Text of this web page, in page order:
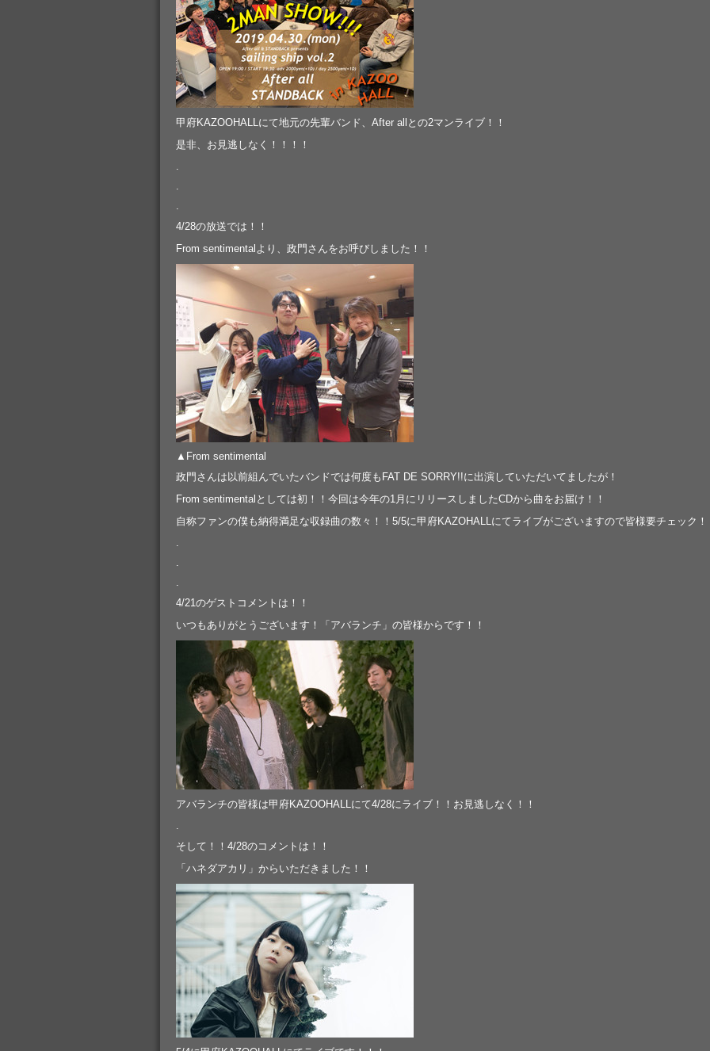
甲府KAZOOHALLにて地元の先輩バンド、After allとの2マンライブ！！
是非、お見逃しなく！！！！
.
.
.
4/28の放送では！！
From sentimentalより、政門さんをお呼びしました！！
▲From sentimental
政門さんは以前組んでいたバンドでは何度もFAT DE SORRY!!に出演していただいてましたが！
From sentimentalとしては初！！今回は今年の1月にリリースしましたCDから曲をお届け！！
自称ファンの僕も納得満足な収録曲の数々！！5/5に甲府KAZOHALLにてライブがございますので皆様要チェック！
.
.
.
4/21のゲストコメントは！！
いつもありがとうございます！「アバランチ」の皆様からです！！
アバランチの皆様は甲府KAZOOHALLにて4/28にライブ！！お見逃しなく！！
.
そして！！4/28のコメントは！！
「ハネダアカリ」からいただきました！！